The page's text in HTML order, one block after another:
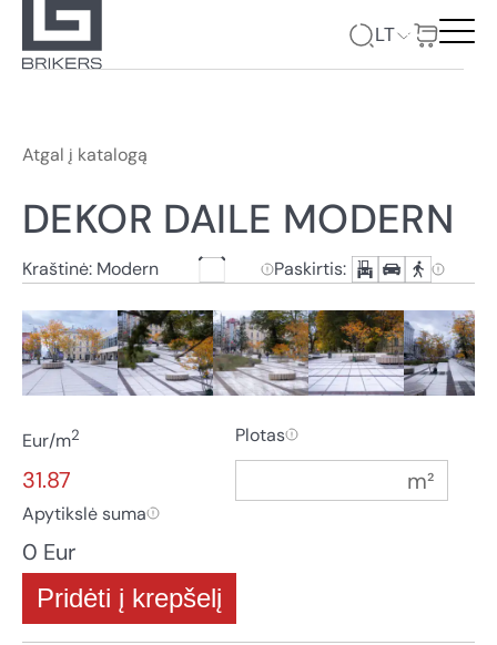
LT
Atgal į katalogą
DEKOR DAILE MODERN
Kraštinė: Modern Paskirtis:
Eur/m2
31.87
Plotas
Apytikslė suma
0 Eur
Pridėti į krepšelį